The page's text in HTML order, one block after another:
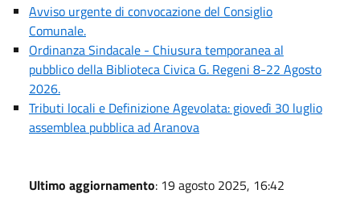
Avviso urgente di convocazione del Consiglio
Comunale.
Ordinanza Sindacale - Chiusura temporanea al
pubblico della Biblioteca Civica G. Regeni 8-22 Agosto
2026.
Tributi locali e Definizione Agevolata: giovedì 30 luglio
assemblea pubblica ad Aranova
Ultimo aggiornamento: 19 agosto 2025, 16:42